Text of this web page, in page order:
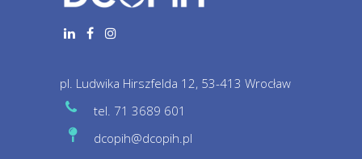
pl. Ludwika Hirszfelda 12, 53-413 Wrocław
tel. 71 3689 601
dcopih@dcopih.pl